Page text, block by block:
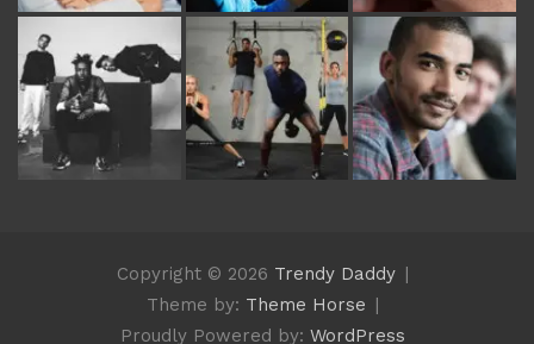
Copyright © 2026 Trendy Daddy
Theme by: Theme Horse
Proudly Powered by: WordPress